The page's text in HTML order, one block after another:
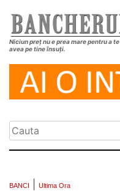
Niciun preț nu e prea mare pentru a te
avea pe tine însuți.
BANCI Ultima Ora